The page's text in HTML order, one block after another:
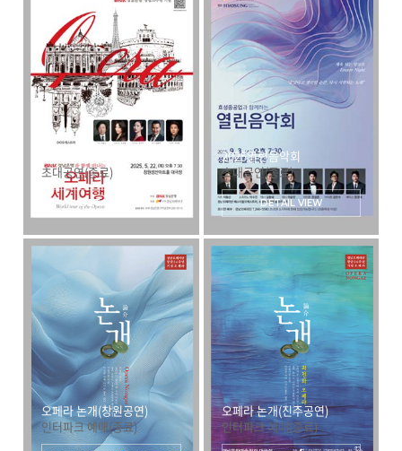
초대공연(종료)
DETAIL VIEW
2025열린음악회
초대공연(종료)
DETAIL VIEW
오페라 논개(창원공연)
인터파크 예매(종료)
오페라 논개(진주공연)
인터파크 예매(종료)